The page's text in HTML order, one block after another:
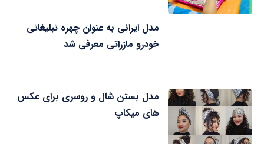
مدل ایرانی به عنوان چهره تبلیغاتی
خودرو مازراتی معرفی شد
مدل بستن شال و روسری برای عکس
های میکاپ